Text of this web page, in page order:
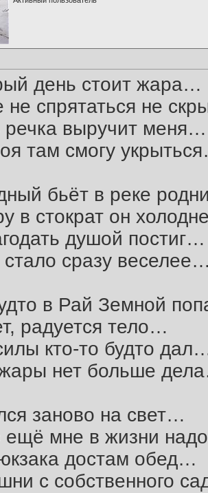
день стоит жара…
не спрятаться не
выручит меня…
там смогу
бьёт в реке
в стократ он
душой постиг…
сразу
в Рай Земной
радуется тело…
кто-то будто
нет больше
заново на свет…
ещё мне в жизни
достам обед…
с собственного